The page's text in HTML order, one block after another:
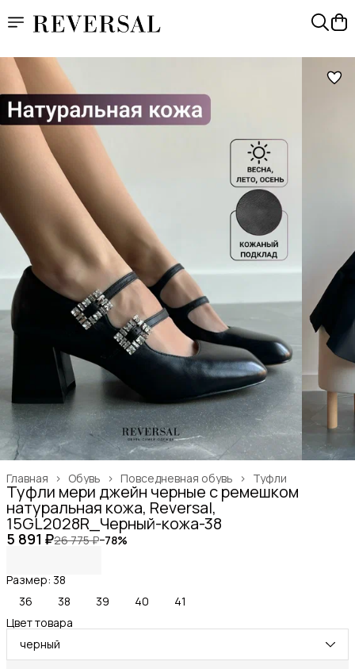
Туфли
Повседневная обувь ›
Обувь ›
Главная ›
Туфли мери джейн черные с ремешком
натуральная кожа, Reversal,
15GL2028R_Черный-кожа-38
5 891 ₽26 775 ₽−78%
Размер: 38
36
38 39 40
41
Цвет товара
черный